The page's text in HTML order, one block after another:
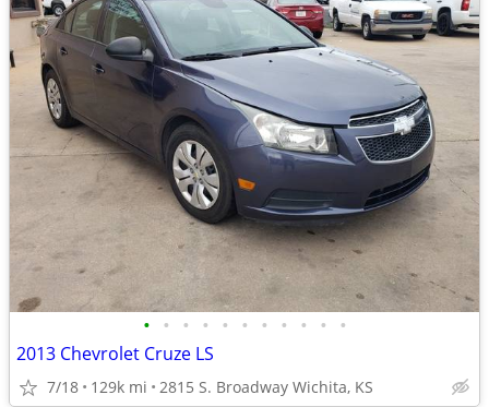
• • • • • • • • • • •
2013 Chevrolet Cruze LS
7/18 129k mi 2815 S. Broadway Wichita, KS